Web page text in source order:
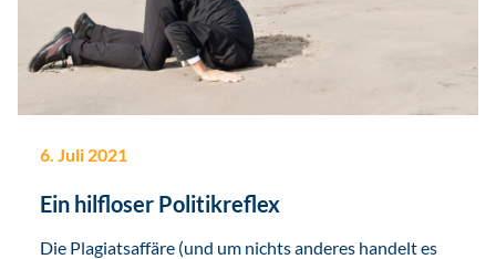
6. Juli 2021
Ein hilfloser Politikreflex
Die Plagiatsaffäre (und um nichts anderes handelt es